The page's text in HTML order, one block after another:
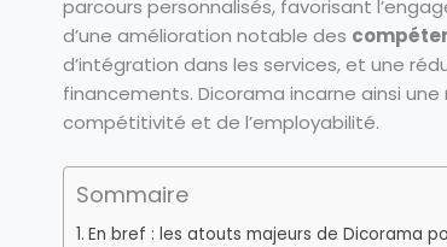
parcours personnalisés, favorisant
d’une amélioration notable des
d’intégration dans les services, et une
financements. Dicorama incarne ainsi une
compétitivité et de l’employabilité.
Sommaire
En bref : les atouts majeurs de Dicorama